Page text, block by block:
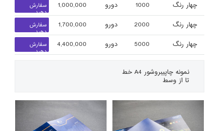
چهار رنگ 1000 دورو 1,000,000
سفارش
دهید
چهار رنگ 2000 دورو 1,700,000
سفارش
دهید
چهار رنگ 5000 دورو 4,400,000
سفارش
دهید
نمونه چاپی
بروشور A4 خط
تا از وسط